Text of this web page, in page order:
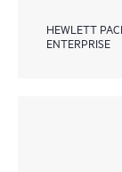
HEWLETT
ENTERPRISE